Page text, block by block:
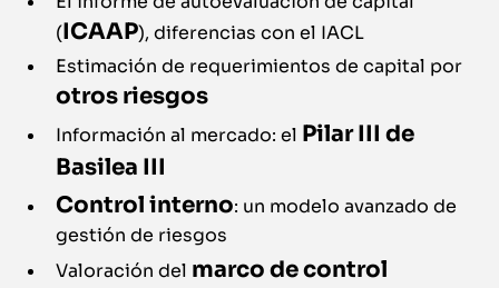
(ICAAP), diferencias con el IACL
Estimación de requerimientos de capital por
otros riesgos
Información al mercado: el Pilar III de
Basilea III
Control interno: un modelo avanzado de
gestión de riesgos
Valoración del marco de control